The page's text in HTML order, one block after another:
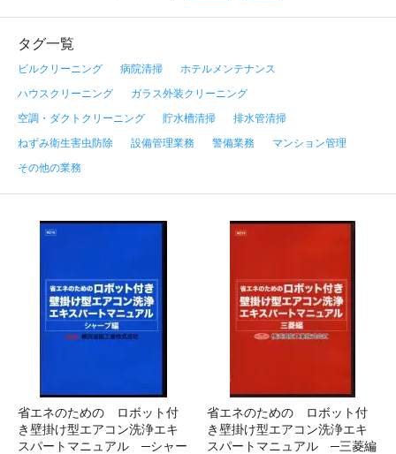
タグ一覧
ビルクリーニング 病院清掃
ホテルメンテナンス
ハウスクリーニング
ガラス外装クリーニング
空調・ダクトクリーニング
貯水槽清掃
排水管清掃
ねずみ衛生害虫防除
設備管理業務 警備業務
マンション管理
その他の業務
省エネのための ロボット付
き壁掛け型エアコン洗浄エキ
スパートマニュアル ─シャー
省エネのための ロボット付
き壁掛け型エアコン洗浄エキ
スパートマニュアル ─三菱編